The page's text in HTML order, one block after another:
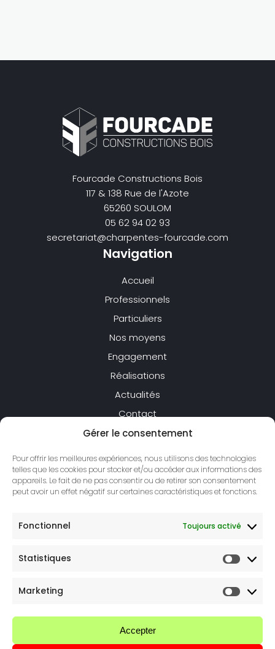
Gérer le consentement
Pour offrir les meilleures expériences, nous utilisons des technologies
telles que les cookies pour stocker et/ou accéder aux informations des
appareils. Le fait de ne pas consentir ou de retirer son consentement
peut avoir un effet négatif sur certaines caractéristiques et fonctions.
Fonctionnel Toujours activé
Statistiques
Marketing
Accepter
Fourcade Constructions Bois
117 & 138 Rue de l'Azote
65260 SOULOM
05 62 94 02 93
secretariat@charpentes-fourcade.com
Navigation
Accueil
Professionnels
Particuliers
Nos moyens
Engagement
Réalisations
Actualités
Contact
Suivez-nous
LinkedIn
YouTube